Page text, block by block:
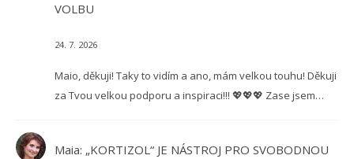
VOLBU
24. 7. 2026
Maio, děkuji! Taky to vidím a ano, mám velkou touhu! Děkuji
za Tvou velkou podporu a inspiraci!!! 💖💖💖 Zase jsem…
Maia: „KORTIZOL“ JE NÁSTROJ PRO SVOBODNOU